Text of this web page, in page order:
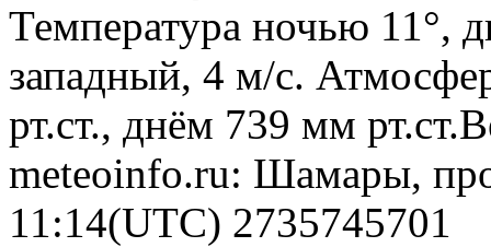
Температура ночью 11°,
западный, 4 м/с.
рт.ст., днём 739 мм
meteoinfo.ru: Шамары,
11:14(UTC) 2735745701